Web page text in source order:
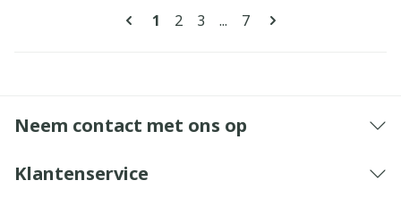
Pagina's
U lees momenteel pagina
1 Pagina
2 Pagina
3 ... Pagina
7
Neem contact met ons op
Klantenservice